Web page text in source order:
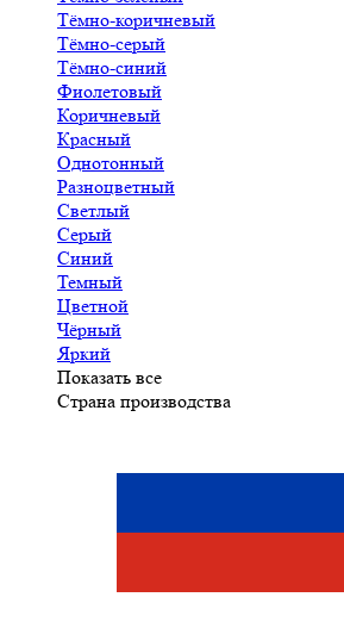
Тёмно-коричневый
Тёмно-серый
Тёмно-синий
Фиолетовый
Коричневый
Красный
Однотонный
Разноцветный
Светлый
Серый
Синий
Темный
Цветной
Чёрный
Яркий
Показать все
Страна производства